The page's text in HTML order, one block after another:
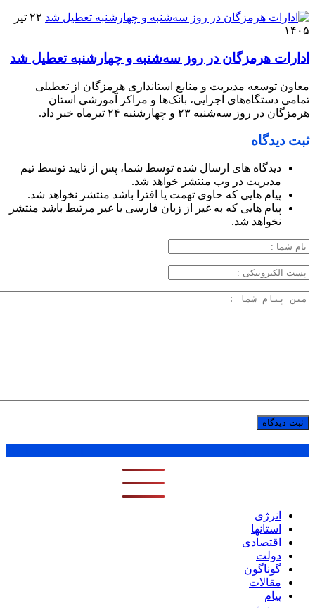
۲۲ تیر
۱۴۰۵
ادارات هرمزگان در روز سه‌شنبه و چهارشنبه تعطیل شد
معاون توسعه مدیریت و منابع استانداری هرمزگان از تعطیلی
تمامی دستگاه‌های اجرایی، بانک‌ها و مراکز آموزشی استان
هرمزگان در روز سه‌شنبه ۲۳ و چهارشنبه ۲۴ تیرماه خبر داد.
ثبت دیدگاه
دیدگاه های ارسال شده توسط شما، پس از تایید توسط تیم
مدیریت در وب منتشر خواهد شد.
پیام هایی که حاوی تهمت یا افترا باشد منتشر نخواهد شد.
پیام هایی که به غیر از زبان فارسی یا غیر مرتبط باشد منتشر
نخواهد شد.
انرژی
استانها
اقتصادی
دولت
گوناگون
مقالات
پیام